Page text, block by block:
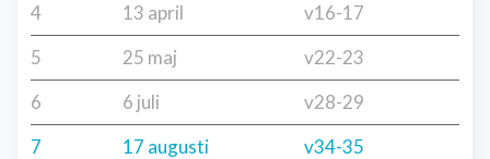
4
13 april
v16-17
5
25 maj
v22-23
6
6 juli
v28-29
7
17 augusti
v34-35